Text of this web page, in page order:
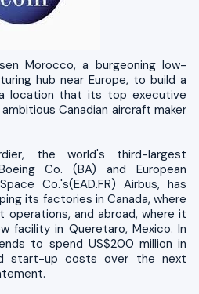
hub near Europe, to build a
location that its top executive
Canadian aircraft maker
the world's third-largest
Co. (BA) and European
Co.'s(EAD.FR) Airbus, has
its factories in Canada, where
operations, and abroad, where it
facility in Queretaro, Mexico. In
to spend US$200 million in
start-up costs over the next